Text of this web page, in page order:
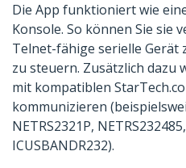
Die App funktioniert wie
Konsole. So können Sie sie
Telnet-fähige serielle Gerät
zu steuern. Zusätzlich dazu
mit kompatiblen
kommunizieren
NETRS2321P,
ICUSBANDR232).